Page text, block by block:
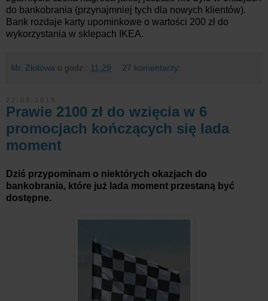
do bankobrania (przynajmniej tych dla nowych klientów).
Bank rozdaje karty upominkowe o wartości 200 zł do
wykorzystania w sklepach IKEA.
Mr. Złotówa o godz.: 11:29 27 komentarzy:
Prawie 2100 zł do wzięcia w 6
promocjach kończących się lada
moment
Dziś przypominam o niektórych okazjach do
bankobrania, które już lada moment przestaną być
dostępne.